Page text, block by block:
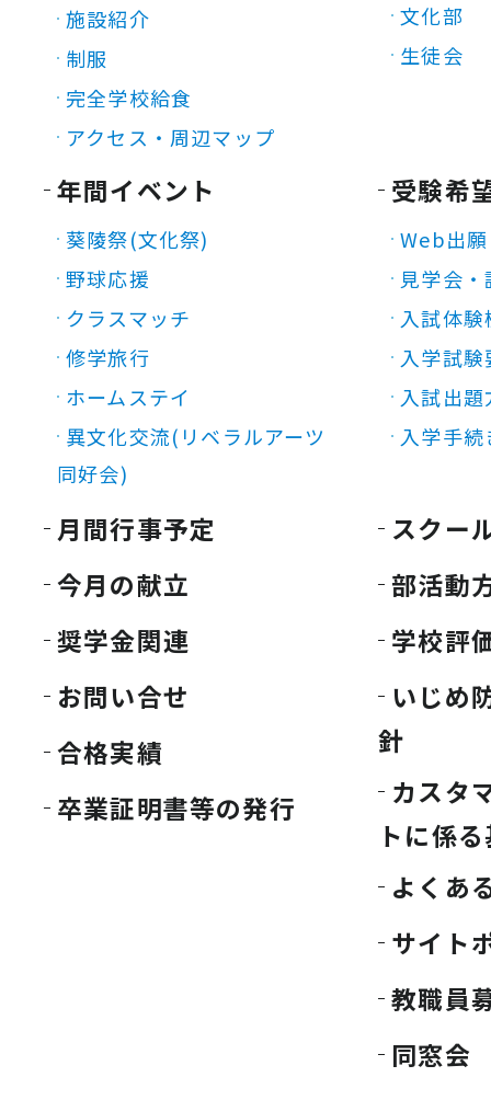
施設紹介
制服
完全学校給食
アクセス・周辺マップ
文化部
生徒会
年間イベント
葵陵祭(文化祭)
野球応援
クラスマッチ
修学旅行
ホームステイ
異文化交流(リベラルアーツ
同好会)
受験希
Web出願
見学会
入試体験
入学試験
入試出題
入学手続
月間行事予定
今月の献立
奨学金関連
お問い合せ
合格実績
卒業証明書等の発行
スクー
部活動
学校評
いじめ
針
カスタ
トに係
よくあ
サイト
教職員
同窓会